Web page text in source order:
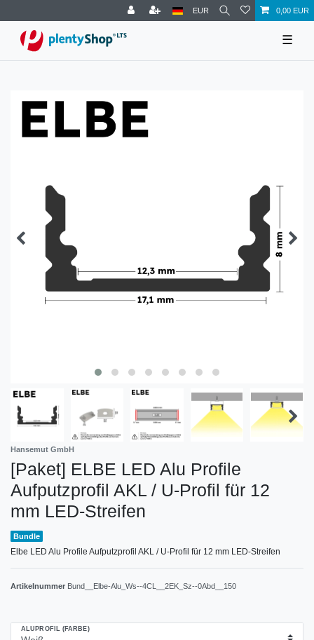
EUR 0,00 EUR
☰
Hansemut GmbH
[Paket] ELBE LED Alu Profile
Aufputzprofil AKL / U-Profil für 12
mm LED-Streifen
Bundle
Elbe LED Alu Profile Aufputzprofil AKL / U-Profil für 12 mm LED-Streifen
Artikelnummer Bund__Elbe-Alu_Ws--4CL__2EK_Sz--0Abd__150
ALUPROFIL (FARBE)